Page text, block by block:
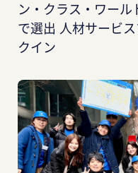
ン・クラス・ワール
で選出 人材サービ
クイン